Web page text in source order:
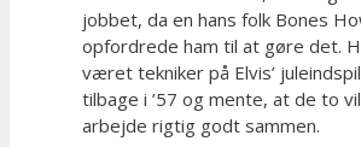
jobbet, da en hans folk Bones
opfordrede ham til at gøre det.
været tekniker på Elvis’
tilbage i ’57 og mente, at de to
arbejde rigtig godt sammen.